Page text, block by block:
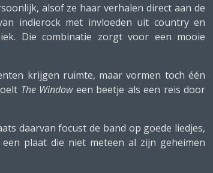
alsof ze haar verhalen direct aan de
indierock met invloeden uit country en
Die combinatie zorgt voor een mooie
krijgen ruimte, maar vormen toch één
The Windoween beetje als een reis door
daarvan focust de band op goede liedjes,
plaat die niet meteen al zijn geheimen